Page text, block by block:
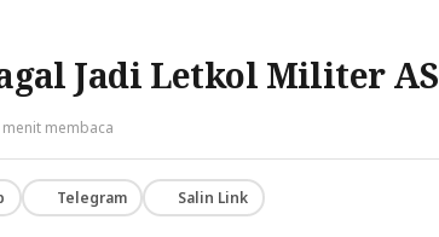
Jadi Letkol Militer AS
menit membaca
Telegram Salin Link